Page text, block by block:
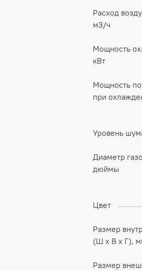
Расход
м3/ч
Мощность
кВт
Мощность
при
Уровень
Диаметр
дюймы
Цвет
Размер
(Ш x В x Г),
Размер